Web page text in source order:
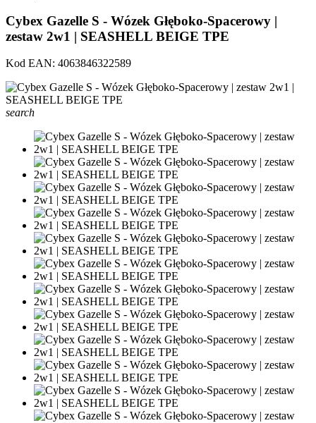
Cybex Gazelle S - Wózek Głęboko-Spacerowy |
zestaw 2w1 | SEASHELL BEIGE TPE
Kod EAN: 4063846322589
search